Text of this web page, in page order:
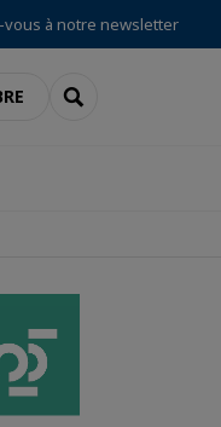
à notre newsletter
RECHERCHER